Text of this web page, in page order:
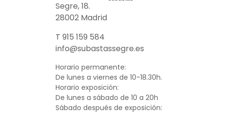
Segre, 18.
28002 Madrid
T 915 159 584
info@subastassegre.es
Horario permanente:
De lunes a viernes de 10-18.30h.
Horario exposición:
De lunes a sábado de 10 a 20h
Sábado después de exposición: